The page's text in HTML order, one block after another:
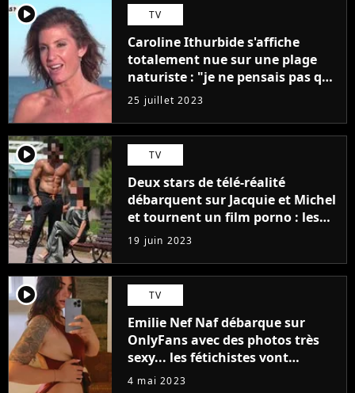
player2 TV
Caroline Ithurbide s'affiche
totalement nue sur une plage
naturiste : "je ne pensais pas que
j'arriverais à le faire..."
25 juillet 2023
player2 TV
Deux stars de télé-réalité
débarquent sur Jacquie et Michel
et tournent un film porno : les
premières images du tournage
(exclu)
19 juin 2023
player2 TV
Emilie Nef Naf débarque sur
OnlyFans avec des photos très
sexy... les fétichistes vont
prendre leur pied !
4 mai 2023